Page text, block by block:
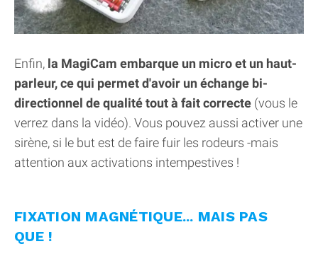
Enfin, la MagiCam embarque un micro et un haut-
parleur, ce qui permet d'avoir un échange bi-
directionnel de qualité tout à fait correcte (vous le
verrez dans la vidéo). Vous pouvez aussi activer une
sirène, si le but est de faire fuir les rodeurs -mais
attention aux activations intempestives !
FIXATION MAGNÉTIQUE... MAIS PAS
QUE !